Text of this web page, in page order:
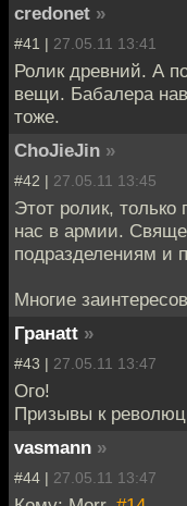
credonet »
#41 | 27.05.11 13:41
Ролик древний. А
вещи. Бабалера
тоже.
ChoJieJin »
#42 | 27.05.11 13:45
Этот ролик,
нас в армии.
подразделениям и
Многие
Гранаtt »
#43 | 27.05.11 13:47
Ого!
Призывы к
vasmann »
#44 | 27.05.11 13:47